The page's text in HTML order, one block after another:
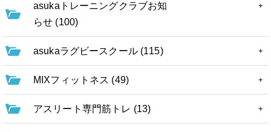
asukaトレーニングクラブお知
らせ (100)
asukaラグビースクール (115)
MIXフィットネス (49)
アスリート専門筋トレ (13)